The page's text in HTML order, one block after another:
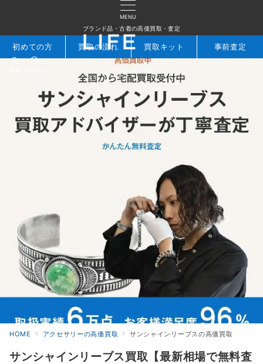
MENU
ブランド品・古着の高価買取・査定
初めての方 買取の流れ 買取キット 事前査定
HOME アクセサリーの高価買取 サンシャインリーブスの高価買取
サンシャインリーブス買取【最新相場で無料査